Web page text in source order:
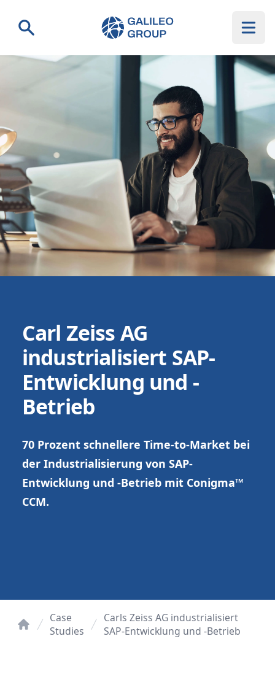
Suche Galileo Group AG
Carl Zeiss AG
industrialisiert SAP-
Entwicklung und -
Betrieb
70 Prozent schnellere Time-to-Market bei
der Industrialisierung von SAP-
Entwicklung und -Betrieb mit Conigma™
CCM.
Startseite
Case
Studies
Carls Zeiss AG industrialisiert
SAP-Entwicklung und -Betrieb